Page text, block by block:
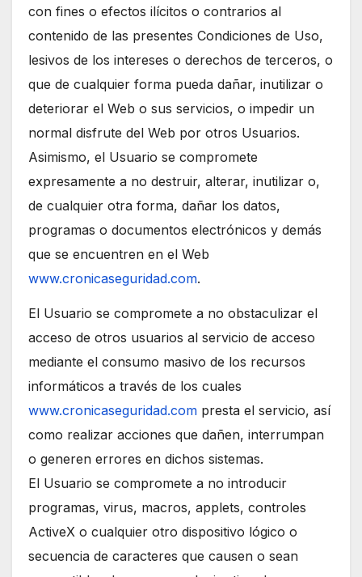
con fines o efectos ilícitos o contrarios al
contenido de las presentes Condiciones de Uso,
lesivos de los intereses o derechos de terceros, o
que de cualquier forma pueda dañar, inutilizar o
deteriorar el Web o sus servicios, o impedir un
normal disfrute del Web por otros Usuarios.
Asimismo, el Usuario se compromete
expresamente a no destruir, alterar, inutilizar o,
de cualquier otra forma, dañar los datos,
programas o documentos electrónicos y demás
que se encuentren en el Web
www.cronicaseguridad.com.
El Usuario se compromete a no obstaculizar el
acceso de otros usuarios al servicio de acceso
mediante el consumo masivo de los recursos
informáticos a través de los cuales
www.cronicaseguridad.com presta el servicio, así
como realizar acciones que dañen, interrumpan
o generen errores en dichos sistemas.
El Usuario se compromete a no introducir
programas, virus, macros, applets, controles
ActiveX o cualquier otro dispositivo lógico o
secuencia de caracteres que causen o sean